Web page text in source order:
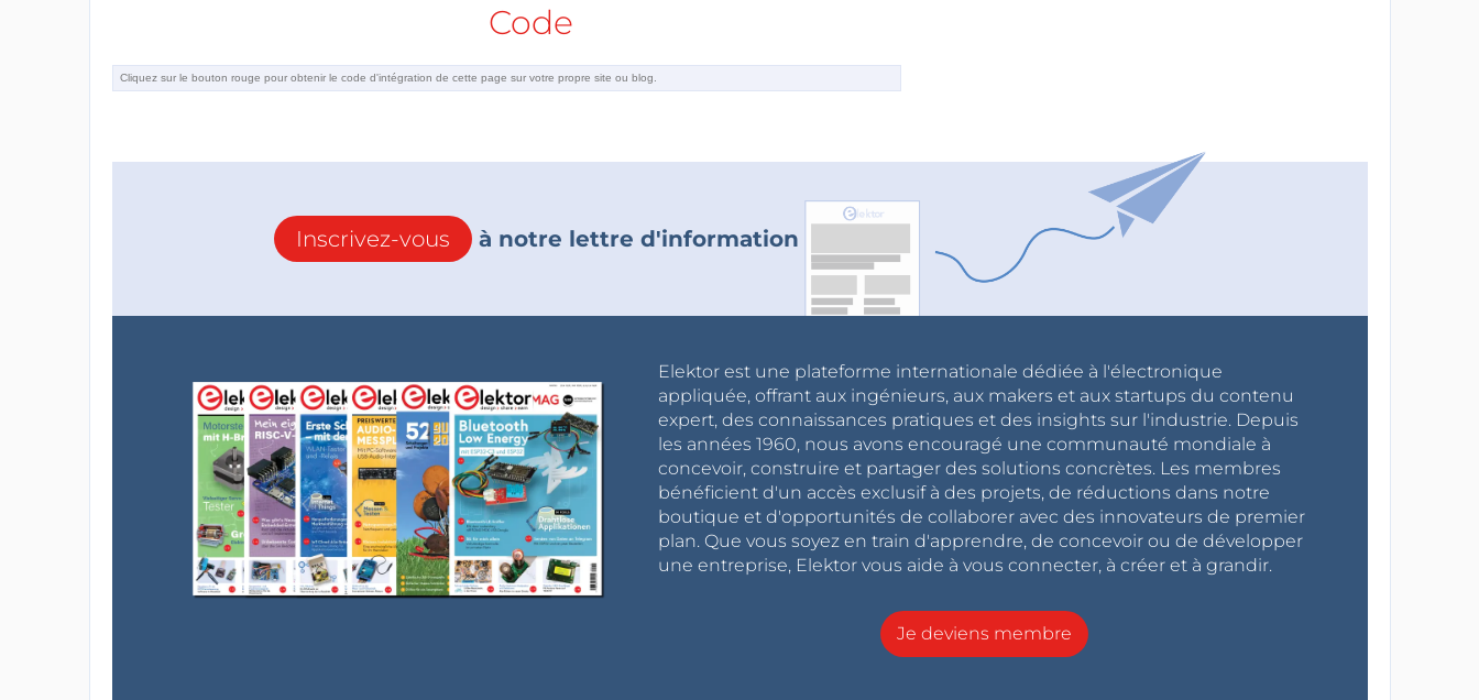
Code
Inscrivez-vous à notre lettre d'information
Elektor est une plateforme internationale dédiée à l'électronique
appliquée, offrant aux ingénieurs, aux makers et aux startups du contenu
expert, des connaissances pratiques et des insights sur l'industrie. Depuis
les années 1960, nous avons encouragé une communauté mondiale à
concevoir, construire et partager des solutions concrètes. Les membres
bénéficient d'un accès exclusif à des projets, de réductions dans notre
boutique et d'opportunités de collaborer avec des innovateurs de premier
plan. Que vous soyez en train d'apprendre, de concevoir ou de développer
une entreprise, Elektor vous aide à vous connecter, à créer et à grandir.
Je deviens membre